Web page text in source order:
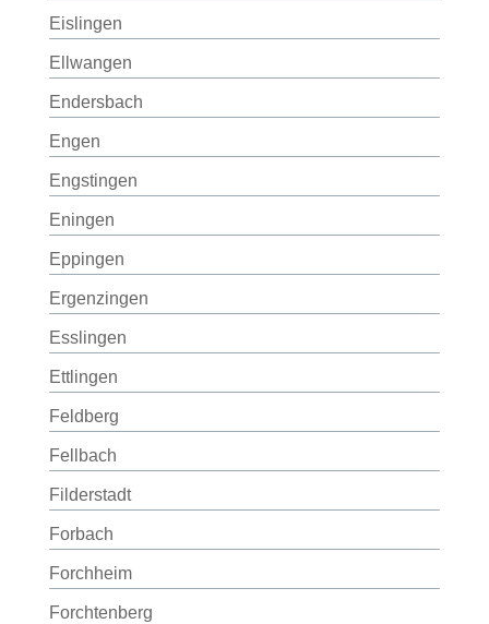
Eislingen
Ellwangen
Endersbach
Engen
Engstingen
Eningen
Eppingen
Ergenzingen
Esslingen
Ettlingen
Feldberg
Fellbach
Filderstadt
Forbach
Forchheim
Forchtenberg